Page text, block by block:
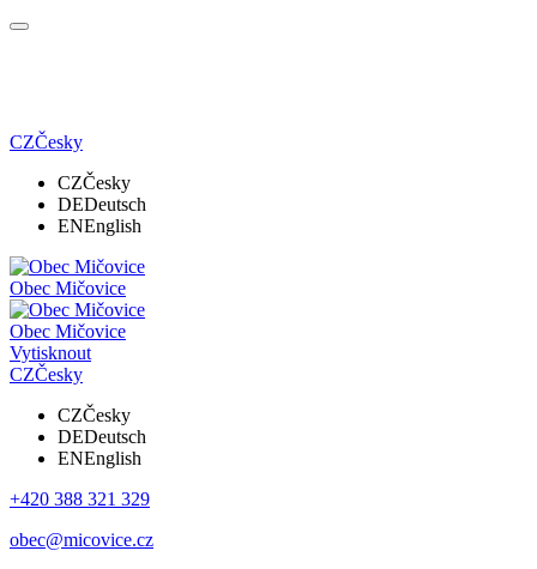
CZČesky
CZČesky
DEDeutsch
ENEnglish
Obec Mičovice
Obec Mičovice
Vytisknout
CZČesky
CZČesky
DEDeutsch
ENEnglish
+420 388 321 329
obec@micovice.cz